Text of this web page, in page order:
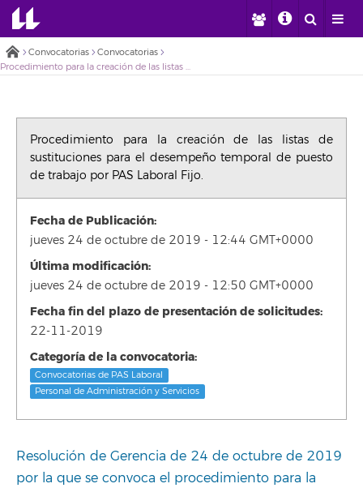
Convocatorias
Convocatorias
Procedimiento para la creación de las listas de sustituciones para el desempeño temporal de puesto de trabajo por PAS Laboral Fijo.
Procedimiento para la creación de las listas de
sustituciones para el desempeño temporal de puesto
de trabajo por PAS Laboral Fijo.
Fecha de Publicación:
jueves 24 de octubre de 2019 - 12:44 GMT+0000
Última modificación:
jueves 24 de octubre de 2019 - 12:50 GMT+0000
Fecha fin del plazo de presentación de solicitudes:
22-11-2019
Categoría de la convocatoria:
Convocatorias de PAS Laboral
Personal de Administración y Servicios
Resolución de Gerencia de 24 de octubre de 2019
por la que se convoca el procedimiento para la